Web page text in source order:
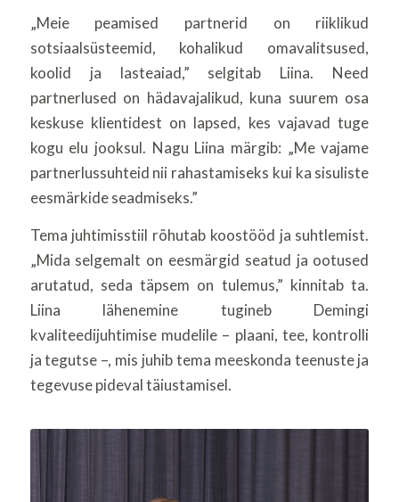
„Meie peamised partnerid on riiklikud
sotsiaalsüsteemid, kohalikud omavalitsused,
koolid ja lasteaiad,” selgitab Liina. Need
partnerlused on hädavajalikud, kuna suurem osa
keskuse klientidest on lapsed, kes vajavad tuge
kogu elu jooksul. Nagu Liina märgib: „Me vajame
partnerlussuhteid nii rahastamiseks kui ka sisuliste
eesmärkide seadmiseks.”
Tema juhtimisstiil rõhutab koostööd ja suhtlemist.
„Mida selgemalt on eesmärgid seatud ja ootused
arutatud, seda täpsem on tulemus,” kinnitab ta.
Liina lähenemine tugineb Demingi
kvaliteedijuhtimise mudelile – plaani, tee, kontrolli
ja tegutse –, mis juhib tema meeskonda teenuste ja
tegevuse pideval täiustamisel.